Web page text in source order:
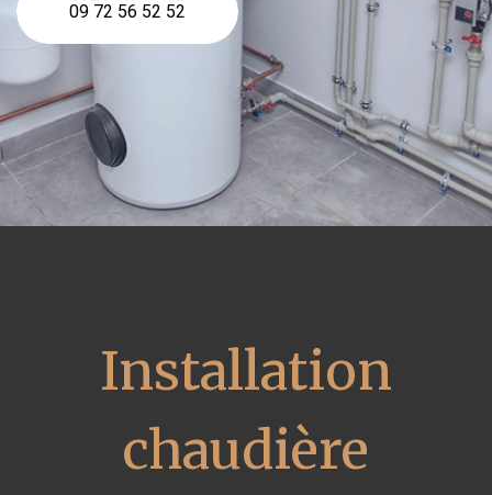
09 72 56 52 52
Installation
chaudière